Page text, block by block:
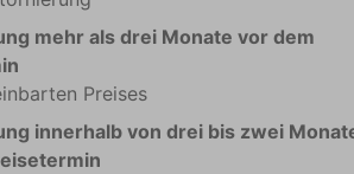
mehr als drei Monate vor dem
Preises
innerhalb von drei bis zwei